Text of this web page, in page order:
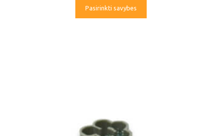
Pasirinkti savybes